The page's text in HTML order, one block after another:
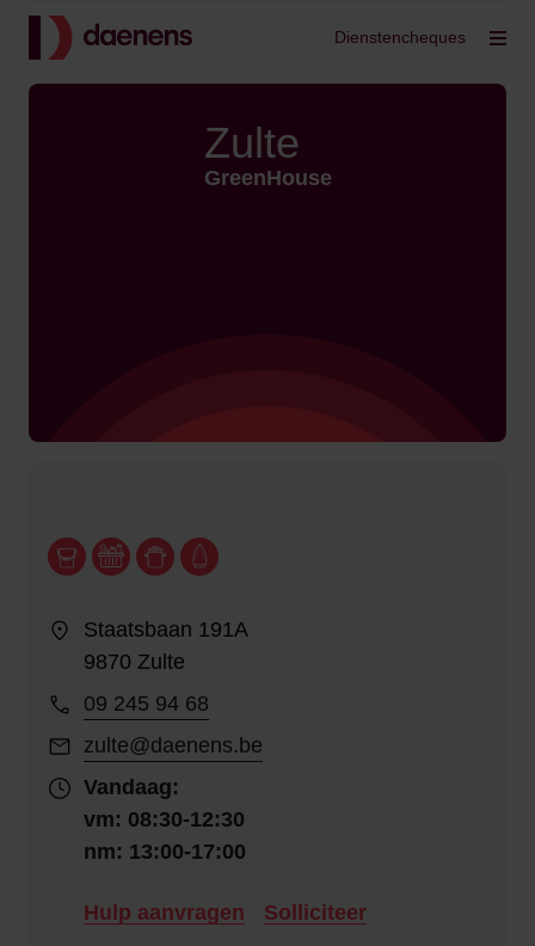
Terug Dienstencheques
Zulte
GreenHouse
Staatsbaan 191A
9870 Zulte
09 245 94 68
zulte@daenens.be
Vandaag:
vm: 08:30-12:30
nm: 13:00-17:00
Hulp aanvragen Solliciteer